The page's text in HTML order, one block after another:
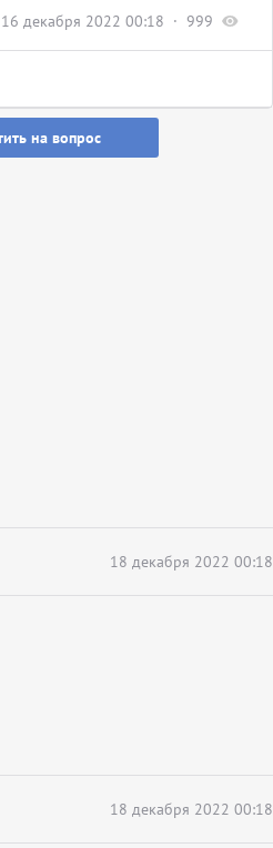
16 декабря 2022 00:18 999
на вопрос
18 декабря 2022 00:18
18 декабря 2022 00:18